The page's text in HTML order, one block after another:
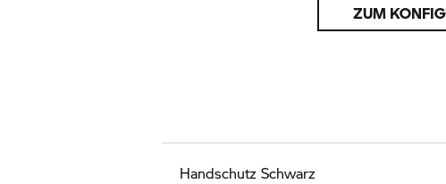
ZUM
Handschutz Schwarz